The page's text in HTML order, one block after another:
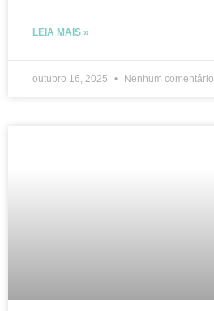
LEIA MAIS »
outubro 16, 2025 Nenhum comentário